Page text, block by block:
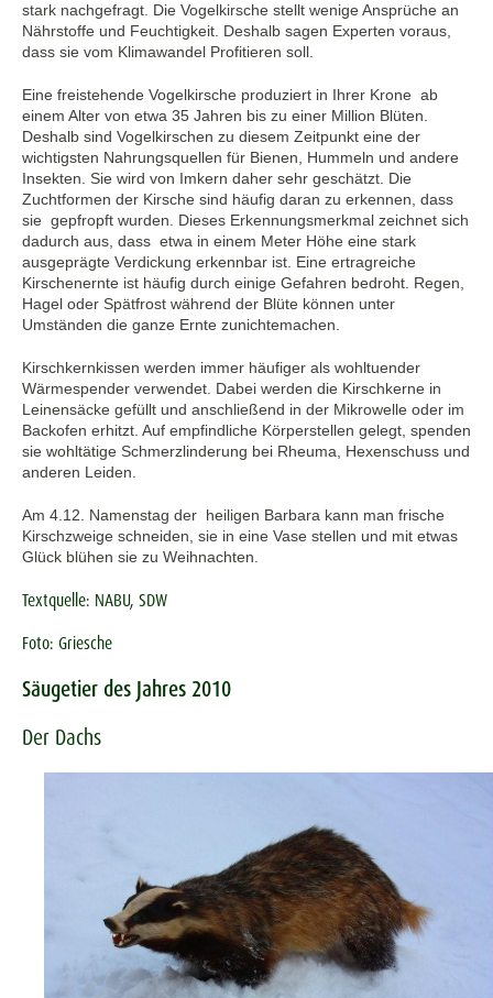
stark nachgefragt. Die Vogelkirsche stellt wenige Ansprüche an
Nährstoffe und Feuchtigkeit. Deshalb sagen Experten voraus,
dass sie vom Klimawandel Profitieren soll.
Eine freistehende Vogelkirsche produziert in Ihrer Krone ab
einem Alter von etwa 35 Jahren bis zu einer Million Blüten.
Deshalb sind Vogelkirschen zu diesem Zeitpunkt eine der
wichtigsten Nahrungsquellen für Bienen, Hummeln und andere
Insekten. Sie wird von Imkern daher sehr geschätzt. Die
Zuchtformen der Kirsche sind häufig daran zu erkennen, dass
sie gepfropft wurden. Dieses Erkennungsmerkmal zeichnet sich
dadurch aus, dass etwa in einem Meter Höhe eine stark
ausgeprägte Verdickung erkennbar ist. Eine ertragreiche
Kirschenernte ist häufig durch einige Gefahren bedroht. Regen,
Hagel oder Spätfrost während der Blüte können unter
Umständen die ganze Ernte zunichtemachen.
Kirschkernkissen werden immer häufiger als wohltuender
Wärmespender verwendet. Dabei werden die Kirschkerne in
Leinensäcke gefüllt und anschließend in der Mikrowelle oder im
Backofen erhitzt. Auf empfindliche Körperstellen gelegt, spenden
sie wohltätige Schmerzlinderung bei Rheuma, Hexenschuss und
anderen Leiden.
Am 4.12. Namenstag der heiligen Barbara kann man frische
Kirschzweige schneiden, sie in eine Vase stellen und mit etwas
Glück blühen sie zu Weihnachten.
Textquelle: NABU, SDW
Foto: Griesche
Säugetier des Jahres 2010
Der Dachs